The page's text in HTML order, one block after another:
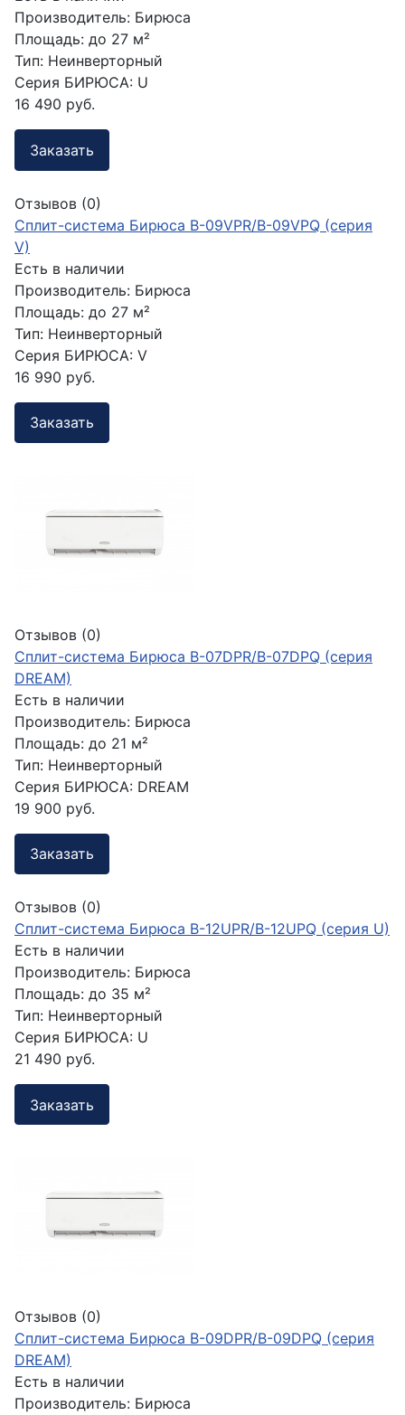
Производитель: Бирюса
Площадь: до 27 м²
Тип: Неинверторный
Серия БИРЮСА: U
16 490 руб.
Заказать
Отзывов (0)
Сплит-система Бирюса B-09VPR/B-09VPQ (серия
V)
Есть в наличии
Производитель: Бирюса
Площадь: до 27 м²
Тип: Неинверторный
Серия БИРЮСА: V
16 990 руб.
Заказать
Отзывов (0)
Сплит-система Бирюса B-07DPR/B-07DPQ (серия
DREAM)
Есть в наличии
Производитель: Бирюса
Площадь: до 21 м²
Тип: Неинверторный
Серия БИРЮСА: DREAM
19 900 руб.
Заказать
Отзывов (0)
Сплит-система Бирюса B-12UPR/B-12UPQ (серия U)
Есть в наличии
Производитель: Бирюса
Площадь: до 35 м²
Тип: Неинверторный
Серия БИРЮСА: U
21 490 руб.
Заказать
Отзывов (0)
Сплит-система Бирюса B-09DPR/B-09DPQ (серия
DREAM)
Есть в наличии
Производитель: Бирюса